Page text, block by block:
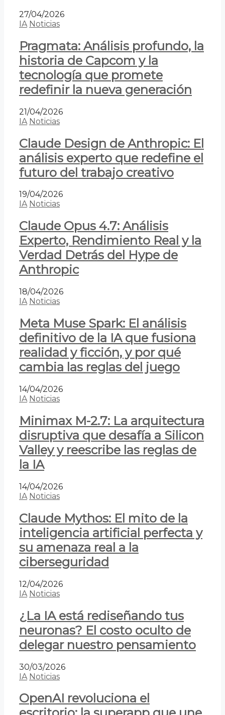
27/04/2026
IA Noticias
Pragmata: Análisis profundo, la
historia de Capcom y la
tecnología que promete
redefinir la nueva generación
21/04/2026
IA Noticias
Claude Design de Anthropic: El
análisis experto que redefine el
futuro del trabajo creativo
19/04/2026
IA Noticias
Claude Opus 4.7: Análisis
Experto, Rendimiento Real y la
Verdad Detrás del Hype de
Anthropic
18/04/2026
IA Noticias
Meta Muse Spark: El análisis
definitivo de la IA que fusiona
realidad y ficción, y por qué
cambia las reglas del juego
14/04/2026
IA Noticias
Minimax M-2.7: La arquitectura
disruptiva que desafía a Silicon
Valley y reescribe las reglas de
la IA
14/04/2026
IA Noticias
Claude Mythos: El mito de la
inteligencia artificial perfecta y
su amenaza real a la
ciberseguridad
12/04/2026
IA Noticias
¿La IA está rediseñando tus
neuronas? El costo oculto de
delegar nuestro pensamiento
30/03/2026
IA Noticias
OpenAI revoluciona el